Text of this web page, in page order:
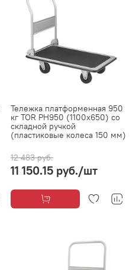
Тележка платформенная 950
кг TOR PH950 (1100х650) со
складной ручкой
(пластиковые колеса 150 мм)
12 483 руб.
11 150.15 руб./шт